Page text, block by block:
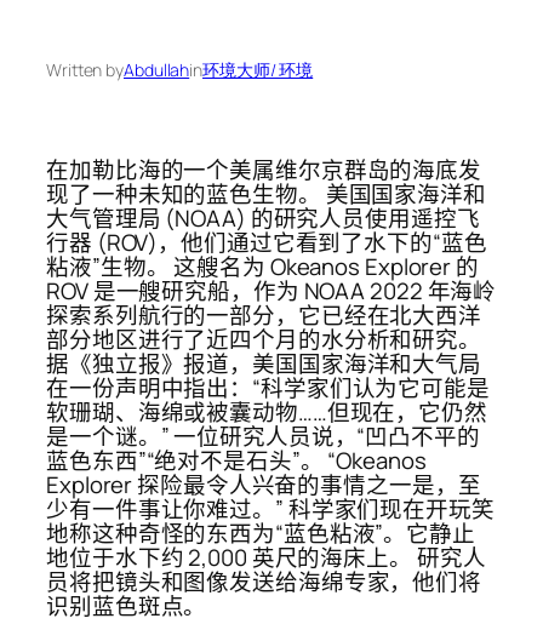
Written byAbdullahin环境大师/ 环境
在加勒比海的一个美属维尔京群岛的海底发
现了一种未知的蓝色生物。 美国国家海洋和
大气管理局 (NOAA) 的研究人员使用遥控飞
行器 (ROV)，他们通过它看到了水下的“蓝色
粘液”生物。 这艘名为 Okeanos Explorer 的
ROV 是一艘研究船，作为 NOAA 2022 年海岭
探索系列航行的一部分，它已经在北大西洋
部分地区进行了近四个月的水分析和研究。
据《独立报》报道，美国国家海洋和大气局
在一份声明中指出：“科学家们认为它可能是
软珊瑚、海绵或被囊动物……但现在，它仍然
是一个谜。” 一位研究人员说，“凹凸不平的
蓝色东西”“绝对不是石头”。 “Okeanos
Explorer 探险最令人兴奋的事情之一是，至
少有一件事让你难过。” 科学家们现在开玩笑
地称这种奇怪的东西为“蓝色粘液”。它静止
地位于水下约 2,000 英尺的海床上。 研究人
员将把镜头和图像发送给海绵专家，他们将
识别蓝色斑点。